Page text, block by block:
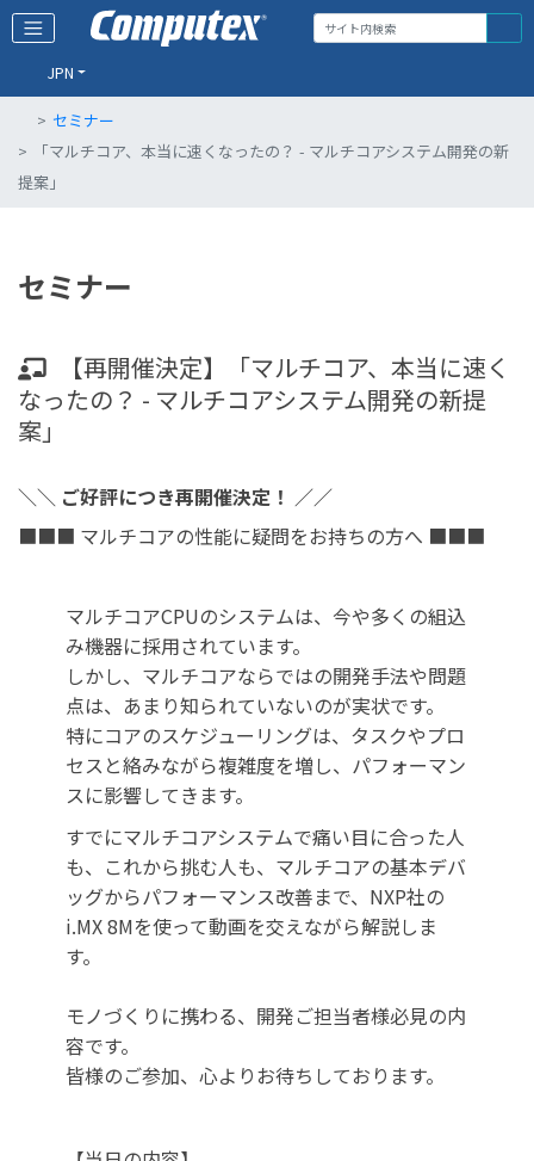
JPN
セミナー
「マルチコア、本当に速くなったの？ - マルチコアシステム開発の新
提案」
セミナー
【再開催決定】「マルチコア、本当に速く
なったの？ - マルチコアシステム開発の新提
案」
＼＼ ご好評につき再開催決定！ ／／
■■■ マルチコアの性能に疑問をお持ちの方へ ■■■
マルチコアCPUのシステムは、今や多くの組込
み機器に採用されています。
しかし、マルチコアならではの開発手法や問題
点は、あまり知られていないのが実状です。
特にコアのスケジューリングは、タスクやプロ
セスと絡みながら複雑度を増し、パフォーマン
スに影響してきます。
すでにマルチコアシステムで痛い目に合った人
も、これから挑む人も、マルチコアの基本デバ
ッグからパフォーマンス改善まで、NXP社の
i.MX 8Mを使って動画を交えながら解説しま
す。
モノづくりに携わる、開発ご担当者様必見の内
容です。
皆様のご参加、心よりお待ちしております。